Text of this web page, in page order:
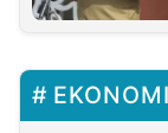
EKONOMI